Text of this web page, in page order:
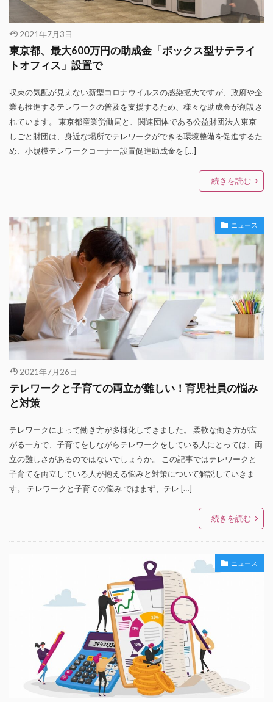
2021年7月3日
東京都、最大600万円の助成金「ボックス型サテライ
トオフィス」設置で
収束の気配が見えない新型コロナウイルスの感染拡大ですが、政府や企
業も推進するテレワークの普及を支援するため、様々な助成金が創設さ
れています。 東京都産業労働局と、関連団体である公益財団法人東京
しごと財団は、身近な場所でテレワークができる環境整備を促進するた
め、小規模テレワークコーナー設置促進助成金を […]
続きを読む
ニュース
2021年7月26日
テレワークと子育ての両立が難しい！育児社員の悩み
と対策
テレワークによって働き方が多様化してきました。 柔軟な働き方が広
がる一方で、子育てをしながらテレワークをしている人にとっては、両
立の難しさがあるのではないでしょうか。 この記事ではテレワークと
子育てを両立している人が抱える悩みと対策について解説していきま
す。 テレワークと子育ての悩み ではまず、テレ […]
続きを読む
ニュース